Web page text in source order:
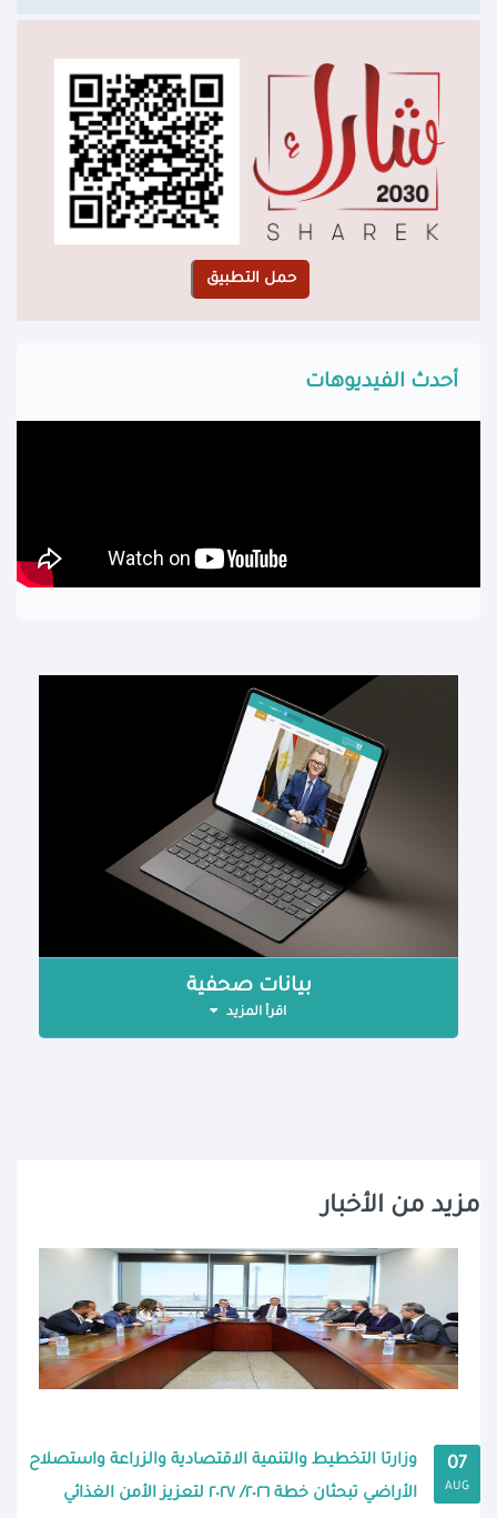
أحدث الفيديوهات
بيانات صحفية
اقرأ المزيد
مزيد من الأخبار
07
AUG
وزارتا التخطيط والتنمية الاقتصادية والزراعة واستصلاح
الأراضي تبحثان خطة ٢٠٢٦/ ٢٠٢٧ لتعزيز الأمن الغذائي